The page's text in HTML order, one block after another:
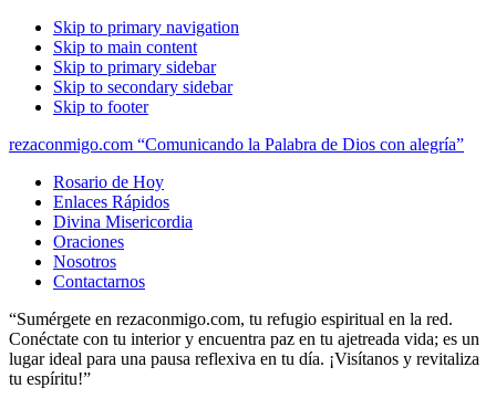
Skip to primary navigation
Skip to main content
Skip to primary sidebar
Skip to secondary sidebar
Skip to footer
rezaconmigo.com “Comunicando la Palabra de Dios con alegría”
Rosario de Hoy
Enlaces Rápidos
Divina Misericordia
Oraciones
Nosotros
Contactarnos
“Sumérgete en rezaconmigo.com, tu refugio espiritual en la red.
Conéctate con tu interior y encuentra paz en tu ajetreada vida; es un
lugar ideal para una pausa reflexiva en tu día. ¡Visítanos y revitaliza
tu espíritu!”